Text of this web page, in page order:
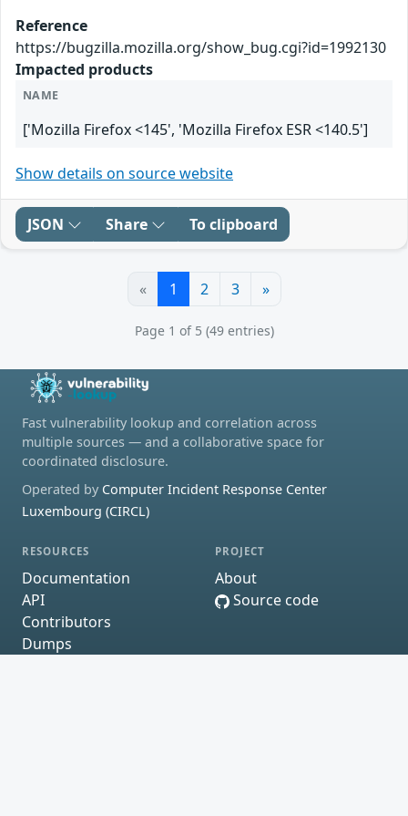
Reference
https://bugzilla.mozilla.org/show_bug.cgi?id=1992130
Impacted products
NAME
['Mozilla Firefox <145', 'Mozilla Firefox ESR <140.5']
Show details on source website
JSON Share To clipboard
« 1 2 3 »
Page 1 of 5 (49 entries)
Fast vulnerability lookup and correlation across
multiple sources — and a collaborative space for
coordinated disclosure.
Operated by Computer Incident Response Center
Luxembourg (CIRCL)
RESOURCES
Documentation
API
Contributors
Dumps
PROJECT
About
Source code